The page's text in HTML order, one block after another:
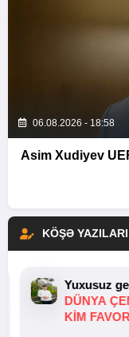
06.08.2026 - 18:58
Asim Xudiyev
KÖŞƏ YAZILARI
Yuxusuz
DÜNYA
KIM